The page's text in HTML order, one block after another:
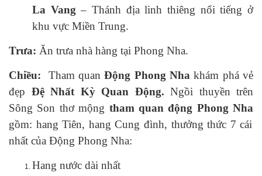
La Vang – Thánh địa linh thiêng nổi tiếng ở
khu vực Miền Trung.
Trưa: Ăn trưa nhà hàng tại Phong Nha.
Chiều: Tham quanĐộng Phong Nha khám phá vẻ
đẹp Đệ Nhất Kỳ Quan Động. Ngồi thuyền trên
Sông Son thơ mộng tham quan động Phong Nha
gồm: hang Tiên, hang Cung đình, thưởng thức 7 cái
nhất của Động Phong Nha:
Hang nước dài nhất